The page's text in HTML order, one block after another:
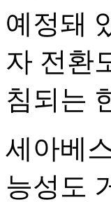
예정돼
자 전환
침되는
세아베
능성도